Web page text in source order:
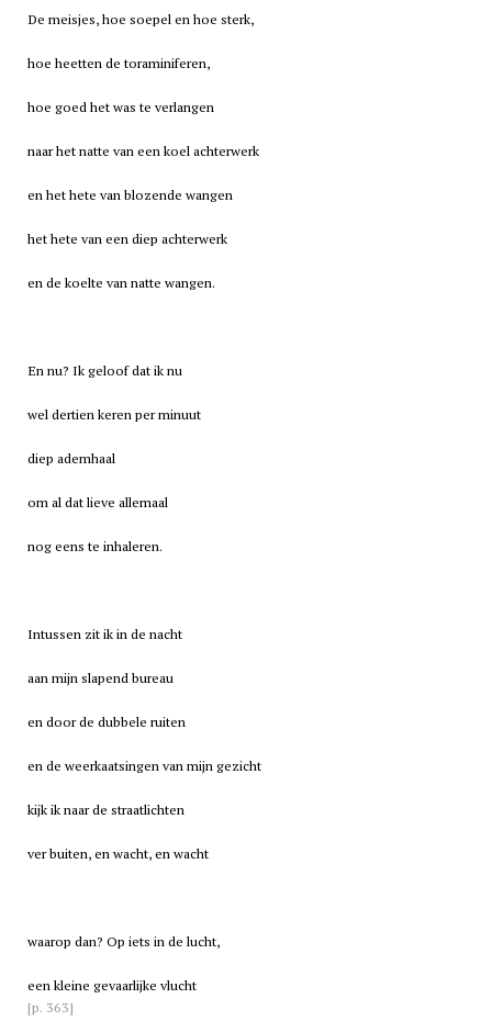
De meisjes, hoe soepel en hoe sterk,
hoe heetten de toraminiferen,
hoe goed het was te verlangen
naar het natte van een koel achterwerk
en het hete van blozende wangen
het hete van een diep achterwerk
en de koelte van natte wangen.
En nu? Ik geloof dat ik nu
wel dertien keren per minuut
diep ademhaal
om al dat lieve allemaal
nog eens te inhaleren.
Intussen zit ik in de nacht
aan mijn slapend bureau
en door de dubbele ruiten
en de weerkaatsingen van mijn gezicht
kijk ik naar de straatlichten
ver buiten, en wacht, en wacht
waarop dan? Op iets in de lucht,
een kleine gevaarlijke vlucht
[p. 363]